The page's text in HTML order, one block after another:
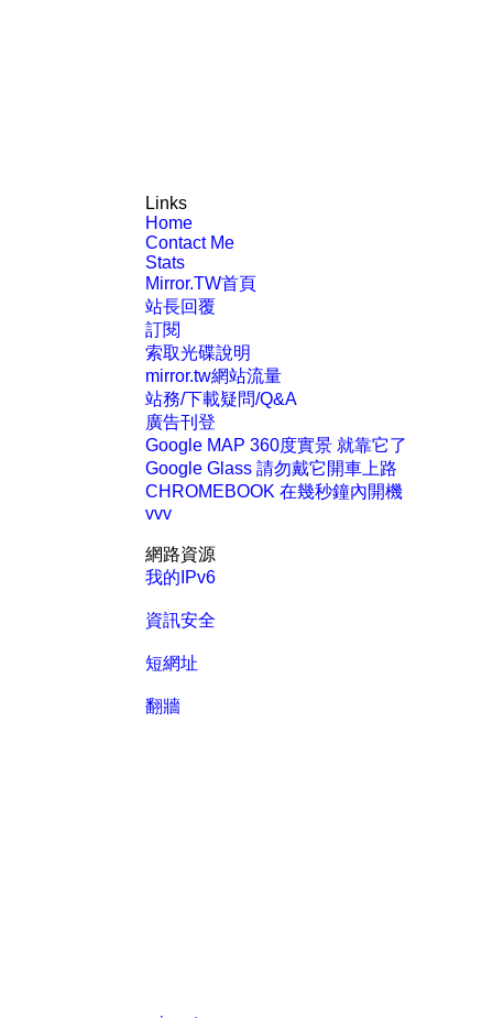
Links
Home
Contact Me
Stats
Mirror.TW首頁
站長回覆
訂閱
索取光碟說明
mirror.tw網站流量
站務/下載疑問/Q&A
廣告刊登
Google MAP 360度實景 就靠它了
Google Glass 請勿戴它開車上路
CHROMEBOOK 在幾秒鐘內開機
vvv
網路資源
我的IPv6
資訊安全
短網址
翻牆